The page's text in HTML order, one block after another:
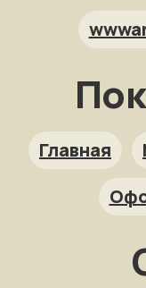
Главная
Арт-
ArtsShop.ru